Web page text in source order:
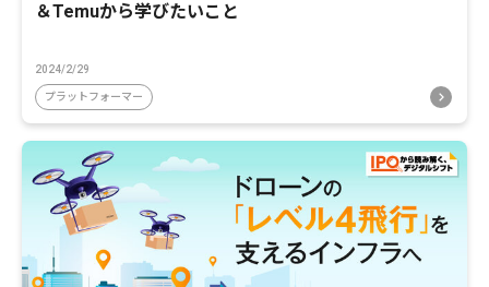
＆Temuから学びたいこと
2024/2/29
プラットフォーマー